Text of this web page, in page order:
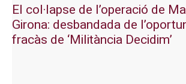
El col·lapse de l’operació de
Girona: desbandada de
fracàs de ‘Militància Decidim’